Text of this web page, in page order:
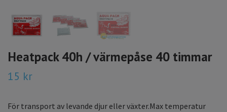
Heatpack 40h / värmepåse 40 timmar
15 kr
För transport av levande djur eller växter.Max temperatur